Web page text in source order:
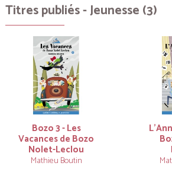
Titres publiés - Jeunesse (3)
Bozo 3 - Les
Vacances de Bozo
Nolet-Leclou
Mathieu Boutin